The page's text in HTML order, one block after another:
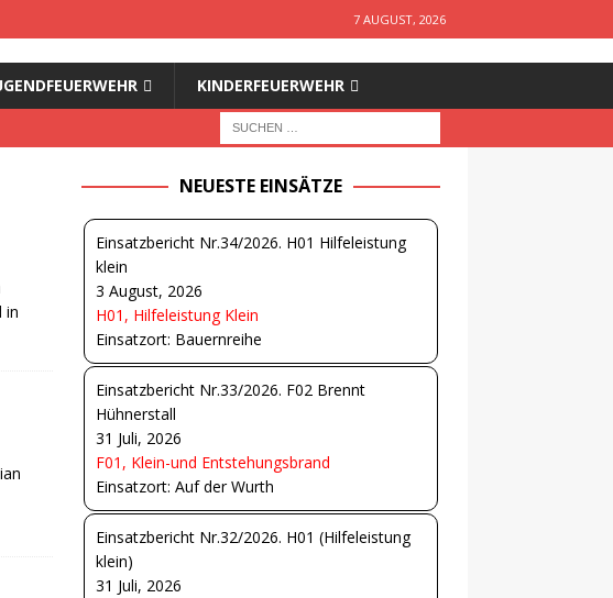
7 AUGUST, 2026
KINDERFEUERWEHR
in
NEUESTE EINSÄTZE
Einsatzbericht Nr.34/2026. H01 Hilfeleistung
klein
3 August, 2026
H01, Hilfeleistung Klein
Einsatzort: Bauernreihe
Einsatzbericht Nr.33/2026. F02 Brennt
Hühnerstall
31 Juli, 2026
F01, Klein-und Entstehungsbrand
Einsatzort: Auf der Wurth
Einsatzbericht Nr.32/2026. H01 (Hilfeleistung
klein)
31 Juli, 2026